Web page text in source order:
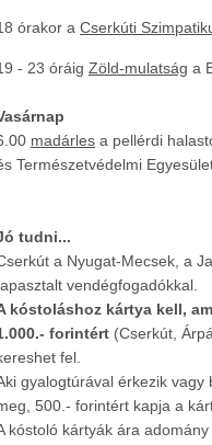
órakor a Cserkúti
- 23 óráig Zöld-mulatság a
madárles a pellérdi
Természetvédelmi
tudni...
a Nyugat-Mecsek, a
vendégfogadókkal.
kóstoláshoz kártya kell,
forintért (Cserkút,
fel.
gyalogtúrával érkezik vagy
500.- forintért kapja a
kóstoló kártyák ára